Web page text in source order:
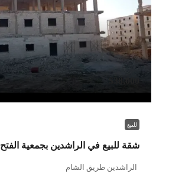
للبيع
شقة للبيع في الراشدين بجمعية الفتح
الراشدين طريق الشام